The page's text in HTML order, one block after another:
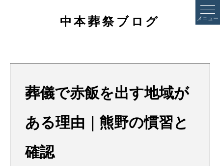
メニュー
中本葬祭ブログ
葬儀で赤飯を出す地域が
ある理由｜熊野の慣習と
確認